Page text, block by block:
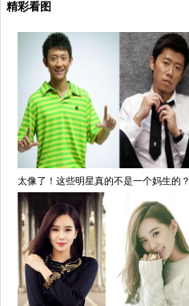
精彩看图
太像了！这些明星真的不是一个妈生的？